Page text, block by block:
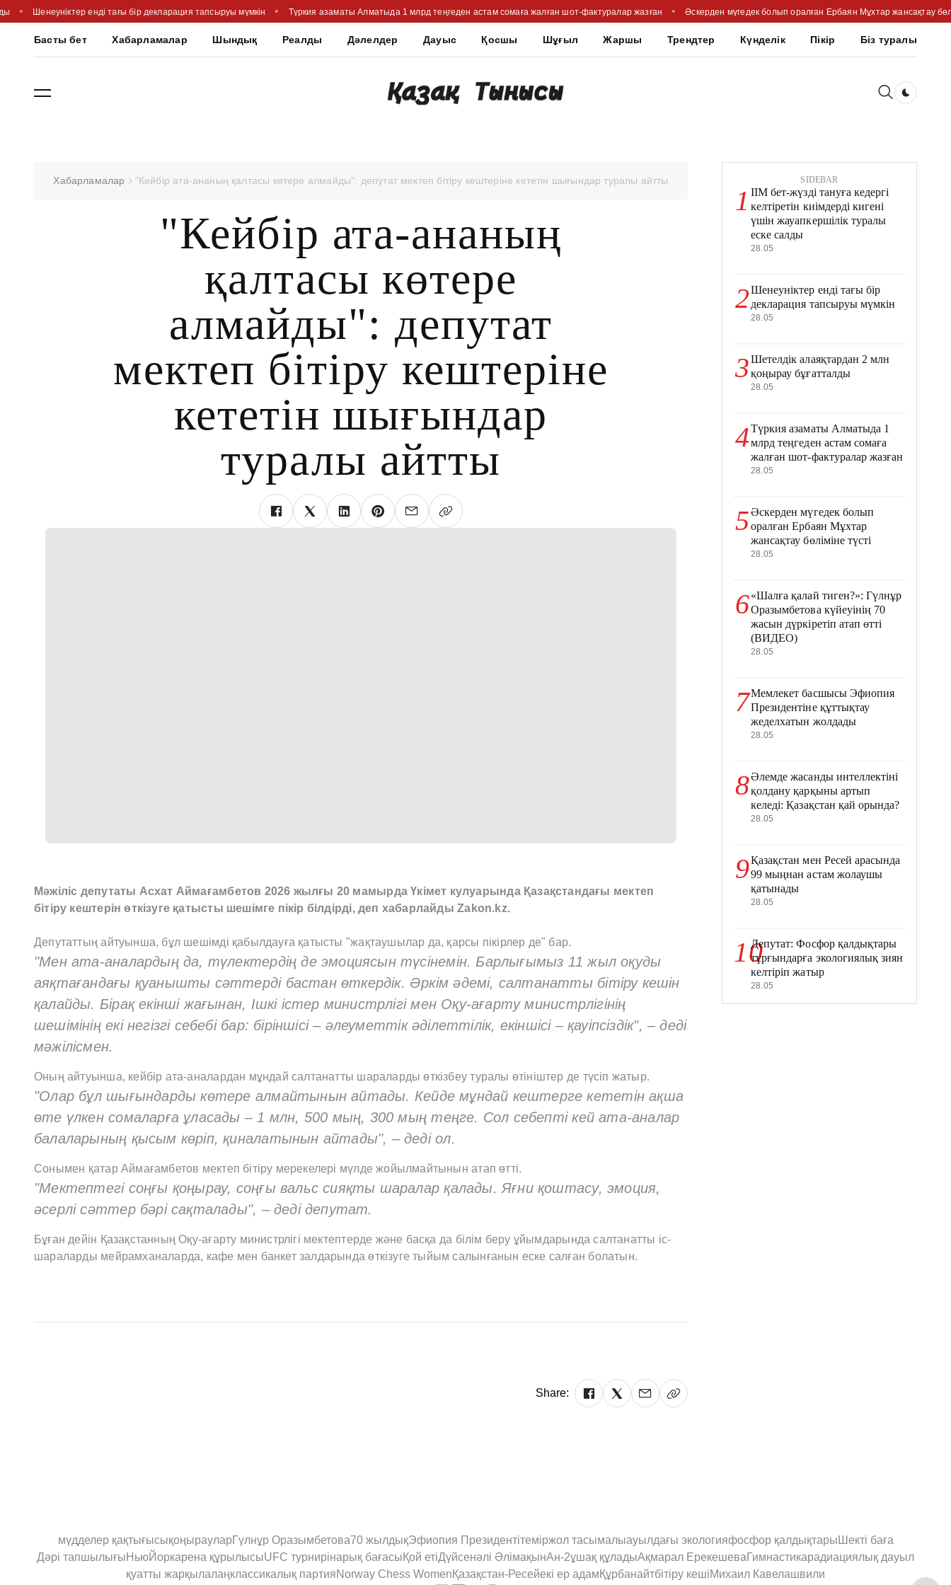
Шенеуніктер енді тағы бір декларация тапсыруы мүмкін Түркия азаматы Алматыда 1 млрд теңгеден астам сомаға жалған шот-фактуралар жазған Әскерден мүгедек болып оралған Ербаян Мұхтар жансақтау
Басты бет Хабарламалар Шындық Реалды Дәлелдер Дауыс Қосшы Шұғыл Жаршы Трендтер Күнделік Пікір Біз туралы
Хабарламалар "Кейбір ата-ананың қалтасы көтере алмайды": депутат мектеп бітіру кештеріне кететін шығындар туралы айтты
"Кейбір ата-ананың
қалтасы көтере
алмайды": депутат
мектеп бітіру кештеріне
кететін шығындар
туралы айтты
Мәжіліс депутаты Асхат Аймағамбетов 2026 жылғы 20 мамырда Үкімет кулуарында Қазақстандағы мектеп
бітіру кештерін өткізуге қатысты шешімге пікір білдірді, деп хабарлайды Zakon.kz.
Депутаттың айтуынша, бұл шешімді қабылдауға қатысты "жақтаушылар да, қарсы пікірлер де" бар.
"Мен ата-аналардың да, түлектердің де эмоциясын түсінемін. Барлығымыз 11 жыл оқуды
аяқтағандағы қуанышты сәттерді бастан өткердік. Әркім әдемі, салтанатты бітіру кешін
қалайды. Бірақ екінші жағынан, Ішкі істер министрлігі мен Оқу-ағарту министрлігінің
шешімінің екі негізгі себебі бар: біріншісі – әлеуметтік әділеттілік, екіншісі – қауіпсіздік", – деді
мәжілісмен.
Оның айтуынша, кейбір ата-аналардан мұндай салтанатты шараларды өткізбеу туралы өтініштер де түсіп жатыр.
"Олар бұл шығындарды көтере алмайтынын айтады. Кейде мұндай кештерге кететін ақша
өте үлкен сомаларға ұласады – 1 млн, 500 мың, 300 мың теңге. Сол себепті кей ата-аналар
балаларының қысым көріп, қиналатынын айтады", – деді ол.
Сонымен қатар Аймағамбетов мектеп бітіру мерекелері мүлде жойылмайтынын атап өтті.
"Мектептегі соңғы қоңырау, соңғы вальс сияқты шаралар қалады. Яғни қоштасу, эмоция,
әсерлі сәттер бәрі сақталады", – деді депутат.
Бұған дейін Қазақстанның Оқу-ағарту министрлігі мектептерде және басқа да білім беру ұйымдарында салтанатты іс-
шараларды мейрамханаларда, кафе мен банкет залдарында өткізуге тыйым салынғанын еске салған болатын.
Share:
SIDEBAR
1 ІІМ бет-жүзді тануға кедергі
келтіретін киімдерді кигені
үшін жауапкершілік туралы
еске салды
28.05
2Шенеуніктер енді тағы бір
декларация тапсыруы мүмкін
28.05
3Шетелдік алаяқтардан 2 млн
қоңырау бұғатталды
28.05
4Түркия азаматы Алматыда 1
млрд теңгеден астам сомаға
жалған шот-фактуралар жазған
28.05
5Әскерден мүгедек болып
оралған Ербаян Мұхтар
жансақтау бөліміне түсті
28.05
6«Шалға қалай тиген?»: Гүлнұр
Оразымбетова күйеуінің 70
жасын дүркіретіп атап өтті
(ВИДЕО)
28.05
7Мемлекет басшысы Эфиопия
Президентіне құттықтау
жеделхатын жолдады
28.05
8Әлемде жасанды интеллектіні
қолдану қарқыны артып
келеді: Қазақстан қай орында?
28.05
9Қазақстан мен Ресей арасында
99 мыңнан астам жолаушы
қатынады
28.05
10Депутат: Фосфор қалдықтары
тұрғындарға экологиялық зиян
келтіріп жатыр
28.05
мүдделер қақтығысықоңырауларГүлнұр Оразымбетова70 жылдықЭфиопия Президентітеміржол тасымалыауылдағы экологияфосфор қалдықтары Шекті баға
Дәрі тапшылығы НьюЙоркарена құрылысыUFC турнирінарық бағасы Қой етіДүйсенәлі ӘлімақынАн-2ұшақ құладыАқмарал Ерекешева Гимнастикарадиациялық дауыл
қуатты жарқылалаңклассикалық партияNorway Chess Women Қазақстан-Ресейекі ер адам Құрбанайтбітіру кешіМихаил Кавелашвили